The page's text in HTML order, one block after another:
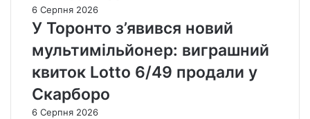
6 Серпня 2026
У Торонто з’явився новий
мультимільйонер: виграшний
квиток Lotto 6/49 продали у
Скарборо
6 Серпня 2026